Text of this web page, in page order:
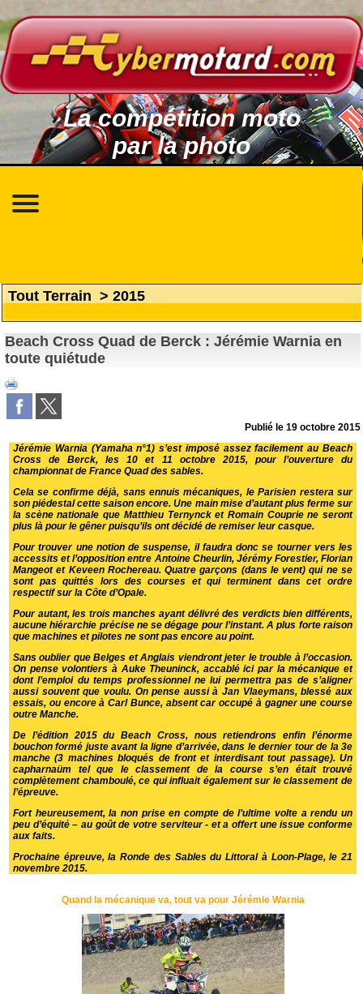
La compétition moto
par la photo
Tout Terrain > 2015
Beach Cross Quad de Berck : Jérémie Warnia en
toute quiétude
Publié le19 octobre 2015
Jérémie Warnia (Yamaha n°1) s’est imposé assez facilement au Beach
Cross de Berck, les 10 et 11 octobre 2015, pour l’ouverture du
championnat de France Quad des sables.
Cela se confirme déjà, sans ennuis mécaniques, le Parisien restera sur
son piédestal cette saison encore. Une main mise d’autant plus ferme sur
la scène nationale que Matthieu Ternynck et Romain Couprie ne seront
plus là pour le gêner puisqu’ils ont décidé de remiser leur casque.
Pour trouver une notion de suspense, il faudra donc se tourner vers les
accessits et l’opposition entre Antoine Cheurlin, Jérémy Forestier, Florian
Mangeot et Keveen Rochereau. Quatre garçons (dans le vent) qui ne se
sont pas quittés lors des courses et qui terminent dans cet ordre
respectif sur la Côte d’Opale.
Pour autant, les trois manches ayant délivré des verdicts bien différents,
aucune hiérarchie précise ne se dégage pour l’instant. A plus forte raison
que machines et pilotes ne sont pas encore au point.
Sans oublier que Belges et Anglais viendront jeter le trouble à l’occasion.
On pense volontiers à Auke Theuninck, accablé ici par la mécanique et
dont l’emploi du temps professionnel ne lui permettra pas de s’aligner
aussi souvent que voulu. On pense aussi à Jan Vlaeymans, blessé aux
essais, ou encore à Carl Bunce, absent car occupé à gagner une course
outre Manche.
De l’édition 2015 du Beach Cross, nous retiendrons enfin l’énorme
bouchon formé juste avant la ligne d’arrivée, dans le dernier tour de la 3e
manche (3 machines bloqués de front et interdisant tout passage). Un
capharnaüm tel que le classement de la course s’en était trouvé
complètement chamboulé, ce qui influait également sur le classement de
l’épreuve.
Fort heureusement, la non prise en compte de l’ultime volte a rendu un
peu d’équité – au goût de votre serviteur - et a offert une issue conforme
aux faits.
Prochaine épreuve, la Ronde des Sables du Littoral à Loon-Plage, le 21
novembre 2015.
Quand la mécanique va, tout va pour Jérémie Warnia